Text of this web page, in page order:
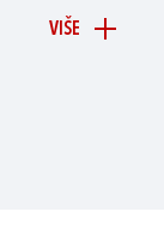
VIŠE